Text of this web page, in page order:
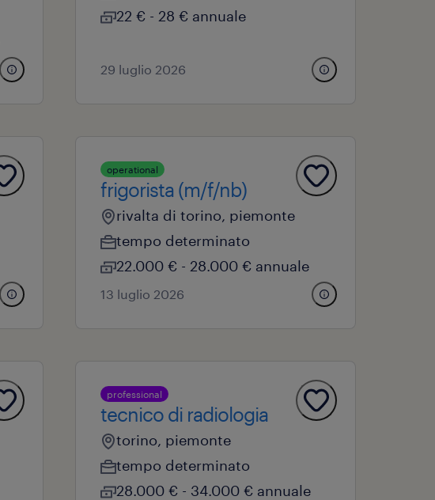
22 € - 28 € annuale
29 luglio 2026
operational
frigorista (m/f/nb)
rivalta di torino, piemonte
tempo determinato
22.000 € - 28.000 € annuale
13 luglio 2026
professional
tecnico di radiologia
torino, piemonte
tempo determinato
28.000 € - 34.000 € annuale